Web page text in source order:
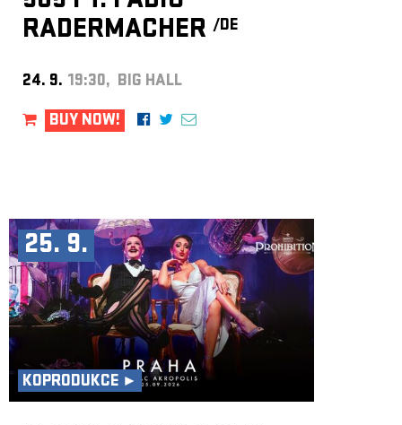
RADERMACHER /DE
24. 9. 19:30, BIG HALL
BUY NOW!
25. 9.
KOPRODUKCE ►